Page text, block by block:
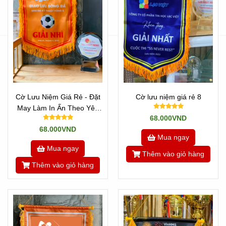
I.Vai Trò Của Mẫu Cờ Lưu Niệm Giao
Lưu Bóng Đá
- Một mẫu cờ lưu niệm giao lưu bóng đá không chỉ đơn
giản là một mảnh vải in hình đội bóng. Nó mang theo sứ
mạng của mình, tượng trưng cho sự thể thao, tinh thần kết
đoàn và niềm tự hào của một đội bóng. Mỗi mẫu cờ lưu
niệm mang theo câu chuyện riêng, và nó có thể truyền
cảm hứng cho cả đội bóng và người ngưỡng mộ.
- Khi bạn quyết định chọn một cái cờ lưu niệm, có một số
nhân tố quan trọng cần xem xét. Điều này bao gồm kích
thước, thiết kế, chất liệu, và tùy chọn tùy chỉnh. Trong phần
Cờ Lưu Niệm Giá Rẻ - Đặt
May Làm In Ấn Theo Yêu
Cầu
68.000VND
Mua ngay
Thêm vào giỏ hàng
Cờ lưu niệm giá rẻ 8
68.000VND
Mua ngay
Thêm vào giỏ hàng